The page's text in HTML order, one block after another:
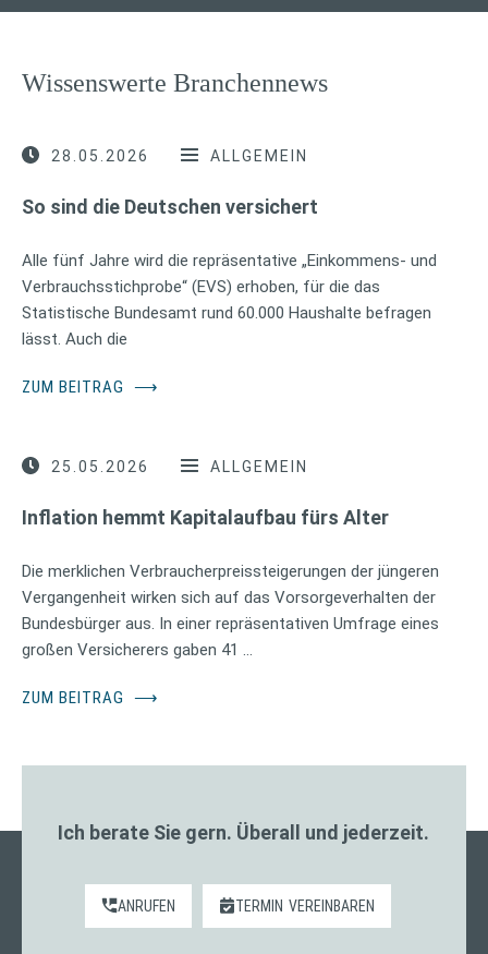
Wissenswerte Branchennews
28.05.2026 ALLGEMEIN
So sind die Deutschen versichert
Alle fünf Jahre wird die repräsentative „Einkommens- und
Verbrauchsstichprobe“ (EVS) erhoben, für die das
Statistische Bundesamt rund 60.000 Haushalte befragen
lässt. Auch die
ZUM BEITRAG ⟶
25.05.2026 ALLGEMEIN
Inflation hemmt Kapitalaufbau fürs Alter
Die merklichen Verbraucherpreissteigerungen der jüngeren
Vergangenheit wirken sich auf das Vorsorgeverhalten der
Bundesbürger aus. In einer repräsentativen Umfrage eines
großen Versicherers gaben 41 …
ZUM BEITRAG ⟶
Ich berate Sie gern. Überall und jederzeit.
ANRUFEN TERMIN VEREINBAREN